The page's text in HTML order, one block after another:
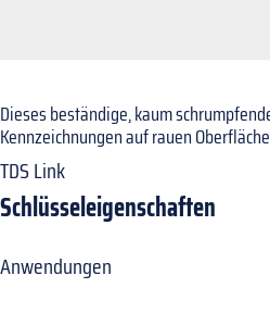
Dieses beständige, kaum
Kennzeichnungen auf rauen
TDS Link
Schlüsseleigenschaften
Anwendungen